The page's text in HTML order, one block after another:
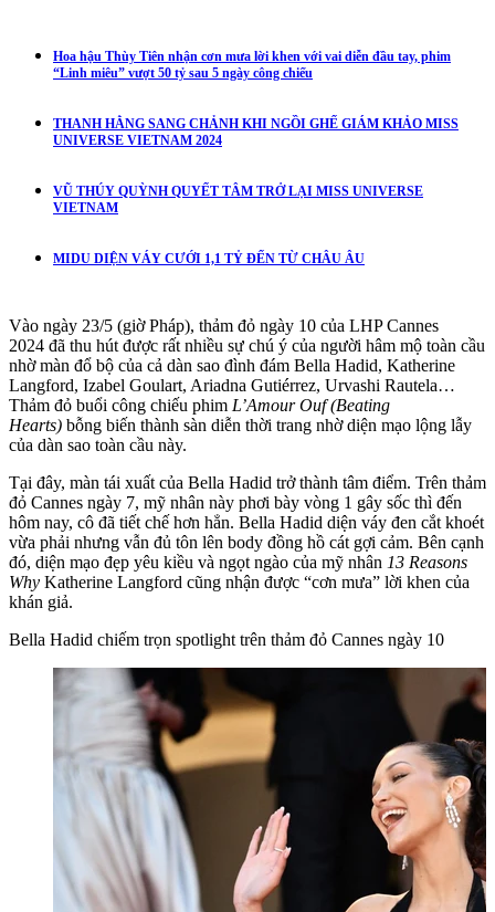
Hoa hậu Thùy Tiên nhận cơn mưa lời khen với vai diễn đầu tay, phim
“Linh miêu” vượt 50 tỷ sau 5 ngày công chiếu
THANH HẰNG SANG CHẢNH KHI NGỒI GHẾ GIÁM KHẢO MISS
UNIVERSE VIETNAM 2024
VŨ THÚY QUỲNH QUYẾT TÂM TRỞ LẠI MISS UNIVERSE
VIETNAM
MIDU DIỆN VÁY CƯỚI 1,1 TỶ ĐẾN TỪ CHÂU ÂU
Vào ngày 23/5 (giờ Pháp), thảm đỏ ngày 10 của LHP Cannes
2024 đã thu hút được rất nhiều sự chú ý của người hâm mộ toàn cầu
nhờ màn đổ bộ của cả dàn sao đình đám Bella Hadid, Katherine
Langford, Izabel Goulart, Ariadna Gutiérrez, Urvashi Rautela…
Thảm đỏ buổi công chiếu phim L’Amour Ouf (Beating
Hearts) bỗng biến thành sàn diễn thời trang nhờ diện mạo lộng lẫy
của dàn sao toàn cầu này.
Tại đây, màn tái xuất của Bella Hadid trở thành tâm điểm. Trên thảm
đỏ Cannes ngày 7, mỹ nhân này phơi bày vòng 1 gây sốc thì đến
hôm nay, cô đã tiết chế hơn hẳn. Bella Hadid diện váy đen cắt khoét
vừa phải nhưng vẫn đủ tôn lên body đồng hồ cát gợi cảm. Bên cạnh
đó, diện mạo đẹp yêu kiều và ngọt ngào của mỹ nhân 13 Reasons
Why Katherine Langford cũng nhận được “cơn mưa” lời khen của
khán giả.
Bella Hadid chiếm trọn spotlight trên thảm đỏ Cannes ngày 10